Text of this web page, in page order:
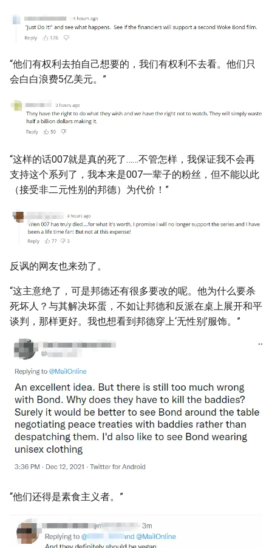
“他们有权利去拍自己想要的，我们有权利不去看。他们只
会白白浪费5亿美元。”
“这样的话007就是真的死了……不管怎样，我保证我不会再
支持这个系列了，我本来是007一辈子的粉丝，但不能以此
（接受非二元性别的邦德）为代价！”
反讽的网友也来劲了。
“这主意绝了，可是邦德还有很多要改的呢。他为什么要杀
死坏人？与其解决坏蛋，不如让邦德和反派在桌上展开和平
谈判，那样更好。我也想看到邦德穿上‘无性别’服饰。”
“他们还得是素食主义者。”